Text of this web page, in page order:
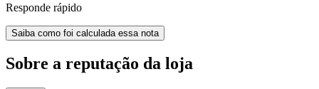
Responde rápido
Saiba como foi calculada essa nota
Sobre a reputação da loja